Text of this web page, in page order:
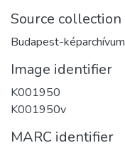
Source collection
Budapest-képarchívum
Image identifier
K001950
K001950v
MARC identifier